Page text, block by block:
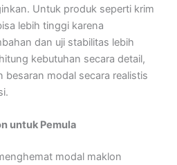
Untuk produk seperti krim
lebih tinggi karena
dan uji stabilitas lebih
kebutuhan secara detail,
besaran modal secara realistis
untuk Pemula
modal maklon